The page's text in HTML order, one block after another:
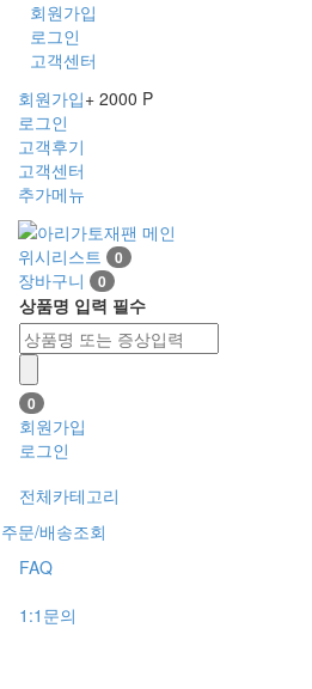
회원가입
로그인
고객센터
회원가입+ 2000 P
로그인
고객후기
고객센터
추가메뉴
Toggle
navigation
위시리스트 0
장바구니 0
상품명 입력 필수
0
회원가입
로그인
전체카테고리
주문/배송조회
FAQ
1:1문의